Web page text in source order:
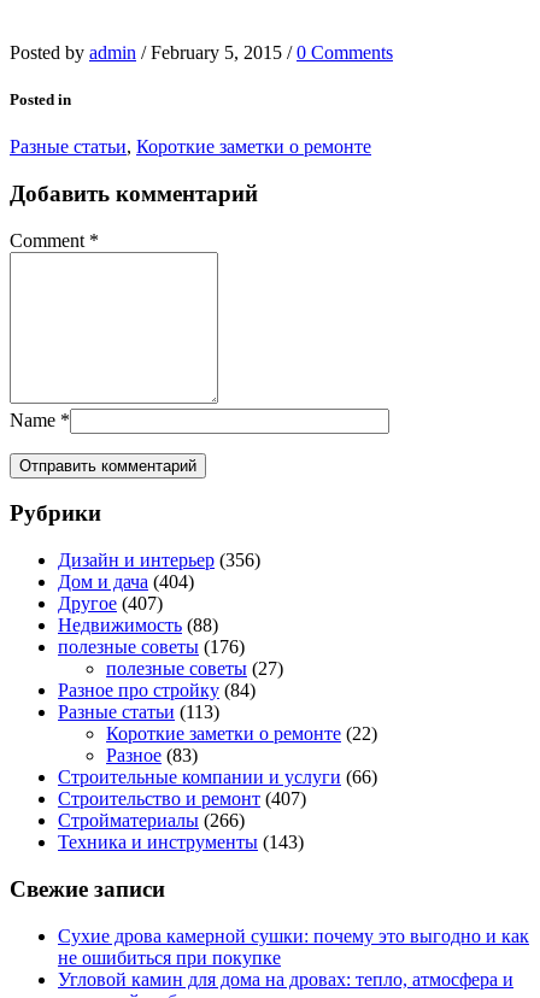
Posted by admin / February 5, 2015 / 0 Comments
Posted in
Разные статьи, Короткие заметки о ремонте
Добавить комментарий
Comment *
Name *
Рубрики
Дизайн и интерьер (356)
Дом и дача (404)
Другое (407)
Недвижимость (88)
полезные советы (176)
полезные советы (27)
Разное про стройку (84)
Разные статьи (113)
Короткие заметки о ремонте (22)
Разное (83)
Строительные компании и услуги (66)
Строительство и ремонт (407)
Стройматериалы (266)
Техника и инструменты (143)
Свежие записи
Сухие дрова камерной сушки: почему это выгодно и как
не ошибиться при покупке
Угловой камин для дома на дровах: тепло, атмосфера и